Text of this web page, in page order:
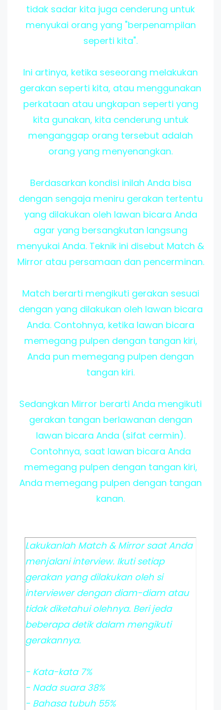
tidak sadar kita juga cenderung untuk
menyukai orang yang "berpenampilan
seperti kita".
Ini artinya, ketika seseorang melakukan
gerakan seperti kita, atau menggunakan
perkataan atau ungkapan seperti yang
kita gunakan, kita cenderung untuk
menganggap orang tersebut adalah
orang yang menyenangkan.
Berdasarkan kondisi inilah Anda bisa
dengan sengaja meniru gerakan tertentu
yang dilakukan oleh lawan bicara Anda
agar yang bersangkutan langsung
menyukai Anda. Teknik ini disebut Match &
Mirror atau persamaan dan pencerminan.
Match berarti mengikuti gerakan sesuai
dengan yang dilakukan oleh lawan bicara
Anda. Contohnya, ketika lawan bicara
memegang pulpen dengan tangan kiri,
Anda pun memegang pulpen dengan
tangan kiri.
Sedangkan Mirror berarti Anda mengikuti
gerakan tangan berlawanan dengan
lawan bicara Anda (sifat cermin).
Contohnya, saat lawan bicara Anda
memegang pulpen dengan tangan kiri,
Anda memegang pulpen dengan tangan
kanan.
Lakukanlah Match & Mirror saat Anda
menjalani interview. Ikuti setiap
gerakan yang dilakukan oleh si
interviewer dengan diam-diam atau
tidak diketahui olehnya. Beri jeda
beberapa detik dalam mengikuti
gerakannya.
- Kata-kata 7%
- Nada suara 38%
- Bahasa tubuh 55%